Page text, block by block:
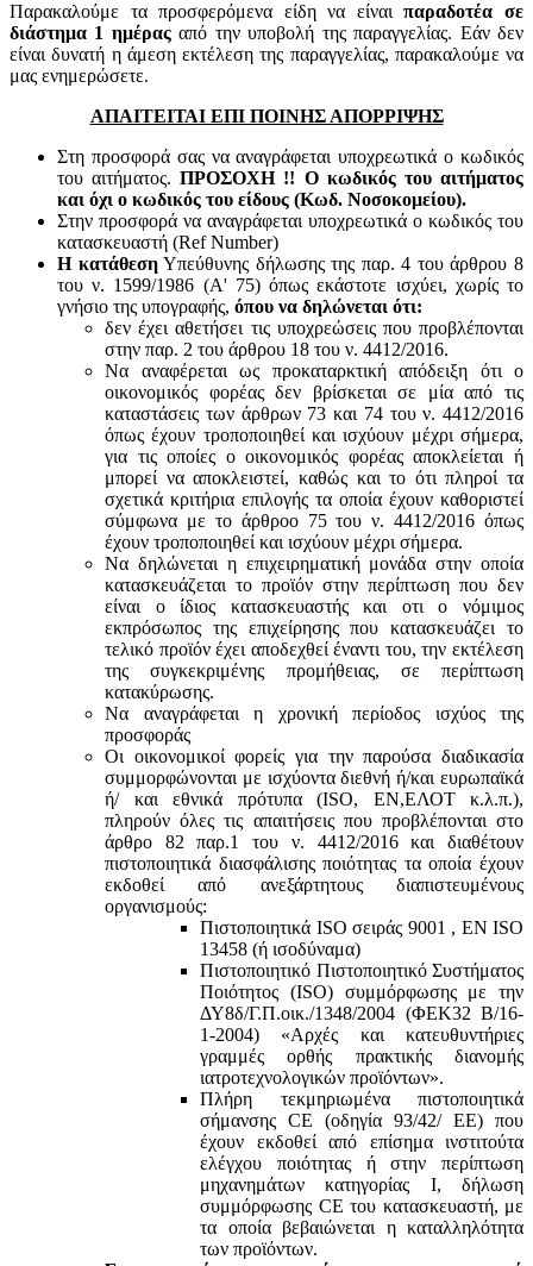
Παρακαλούμε τα προσφερόμενα είδη να είναιπαραδοτέα σε
διάστημα 1 ημέραςαπό την υποβολή της παραγγελίας. Εάν δεν
είναι δυνατή η άμεση εκτέλεση της παραγγελίας, παρακαλούμε να
μας ενημερώσετε.
ΑΠΑΙΤΕΙΤΑΙ ΕΠΙ ΠΟΙΝΗΣ ΑΠΟΡΡΙΨΗΣ
Στη προσφορά σας να αναγράφεται υποχρεωτικά ο κωδικός
του αιτήματος.ΠΡΟΣΟΧΗ !! Ο κωδικός του αιτήματος
και όχι ο κωδικός του είδους (Κωδ. Νοσοκομείου).
Στην προσφορά να αναγράφεται υποχρεωτικά ο κωδικός του
κατασκευαστή (Ref Number)
Η κατάθεσηΥπεύθυνης δήλωσης της παρ. 4 του άρθρου 8
του ν. 1599/1986 (Α' 75) όπως εκάστοτε ισχύει, χωρίς το
γνήσιο της υπογραφής, όπου να δηλώνεται ότι:
δεν έχει αθετήσει τις υποχρεώσεις που προβλέπονται
στην παρ. 2 του άρθρου 18 του ν. 4412/2016.
Να αναφέρεται ως προκαταρκτική απόδειξη ότι ο
οικονομικός φορέας δεν βρίσκεται σε μία από τις
καταστάσεις των άρθρων 73 και 74 του ν. 4412/2016
όπως έχουν τροποποιηθεί και ισχύουν μέχρι σήμερα,
για τις οποίες ο οικονομικός φορέας αποκλείεται ή
μπορεί να αποκλειστεί, καθώς και το ότι πληροί τα
σχετικά κριτήρια επιλογής τα οποία έχουν καθοριστεί
σύμφωνα με τo άρθροo 75 του ν. 4412/2016 όπως
έχουν τροποποιηθεί και ισχύουν μέχρι σήμερα.
Να δηλώνεται η επιχειρηματική μονάδα στην οποία
κατασκευάζεται το προϊόν στην περίπτωση που δεν
είναι ο ίδιος κατασκευαστής και oτι ο νόμιμος
εκπρόσωπος της επιχείρησης που κατασκευάζει το
τελικό προϊόν έχει αποδεχθεί έναντι του, την εκτέλεση
της συγκεκριμένης προμήθειας, σε περίπτωση
κατακύρωσης.
Να αναγράφεται η χρονική περίοδος ισχύος της
προσφοράς
Οι οικονομικοί φορείς για την παρούσα διαδικασία
συμμορφώνονται με ισχύοντα διεθνή ή/και ευρωπαϊκά
ή/ και εθνικά πρότυπα (ISO, ΕΝ,ΕΛΟΤ κ.λ.π.),
πληρούν όλες τις απαιτήσεις που προβλέπονται στο
άρθρο 82 παρ.1 του ν. 4412/2016 και διαθέτουν
πιστοποιητικά διασφάλισης ποιότητας τα οποία έχουν
εκδοθεί από ανεξάρτητους διαπιστευμένους
οργανισμούς:
Πιστοποιητικά ISO σειράς 9001 , ΕΝ ISO
13458 (ή ισοδύναμα)
Πιστοποιητικό Πιστοποιητικό Συστήματος
Ποιότητος (ISO) συμμόρφωσης με την
ΔΥ8δ/Γ.Π.οικ./1348/2004 (ΦΕΚ32 Β/16-
1-2004) «Αρχές και κατευθυντήριες
γραμμές ορθής πρακτικής διανομής
ιατροτεχνολογικών προϊόντων».
Πλήρη τεκμηριωμένα πιστοποιητικά
σήμανσης CE (οδηγία 93/42/ ΕΕ) που
έχουν εκδοθεί από επίσημα ινστιτούτα
ελέγχου ποιότητας ή στην περίπτωση
μηχανημάτων κατηγορίας Ι, δήλωση
συμμόρφωσης CE του κατασκευαστή, με
τα οποία βεβαιώνεται η καταλληλότητα
των προϊόντων.